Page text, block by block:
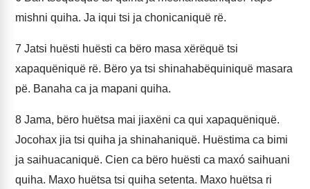
mishni quiha. Ja iqui tsi ja chonicaniquë rë.
7 Jatsi huësti huësti ca bëro masa xërëquë tsi
xapaquëniquë rë. Bëro ya tsi shinahabëquiniquë masara
pë. Banaha ca ja mapani quiha.
8 Jama, bëro huëtsa mai jiaxëni ca qui xapaquëniquë.
Jocohax jia tsi quiha ja shinahaniquë. Huëstima ca bimi
ja saihuacaniquë. Cien ca bëro huësti ca maxó saihuani
quiha. Maxo huëtsa tsi quiha setenta. Maxo huëtsa ri